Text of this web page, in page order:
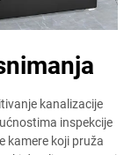
kanalizacije
inspekcije
kamere koji pruža